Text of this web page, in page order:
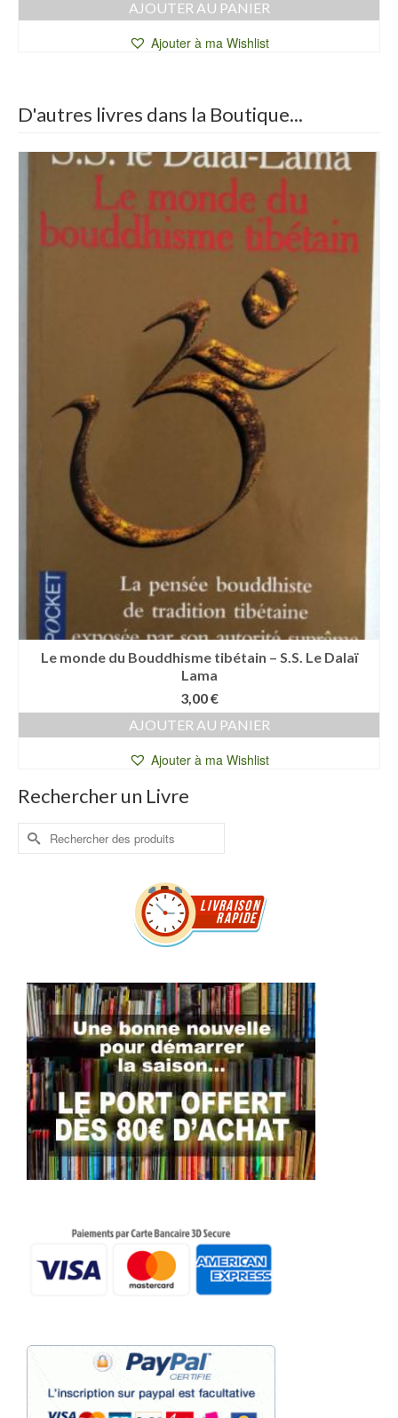
AJOUTER AU PANIER
Ajouter à ma Wishlist
D'autres livres dans la Boutique...
Le monde du Bouddhisme tibétain – S.S. Le Dalaï
Lama
3,00€
AJOUTER AU PANIER
Ajouter à ma Wishlist
Rechercher un Livre
Rechercher :